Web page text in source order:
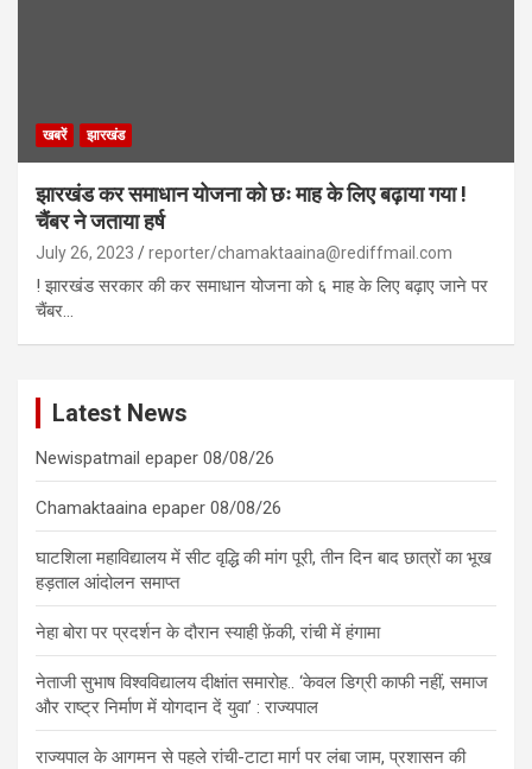
खबरें झारखंड
झारखंड कर समाधान योजना को छः माह के लिए बढ़ाया गया !
चैंबर ने जताया हर्ष
July 26, 2023 reporter/chamaktaaina@rediffmail.com
! झारखंड सरकार की कर समाधान योजना को ६ माह के लिए बढ़ाए जाने पर
चैंबर…
Latest News
Newispatmail epaper 08/08/26
Chamaktaaina epaper 08/08/26
घाटशिला महाविद्यालय में सीट वृद्धि की मांग पूरी, तीन दिन बाद छात्रों का भूख
हड़ताल आंदोलन समाप्त
नेहा बोरा पर प्रदर्शन के दौरान स्याही फ़ेंकी, रांची में हंगामा
नेताजी सुभाष विश्वविद्यालय दीक्षांत समारोह.. ‘केवल डिग्री काफी नहीं, समाज
और राष्ट्र निर्माण में योगदान दें युवा’ : राज्यपाल
राज्यपाल के आगमन से पहले रांची-टाटा मार्ग पर लंबा जाम, प्रशासन की